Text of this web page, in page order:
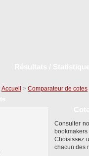
Accueil > Comparateur de cotes
Consulter
Choisissez
chacun des